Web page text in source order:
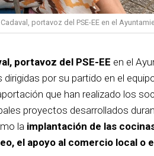
portavoz del PSE-EE en el
portavoz del PSE-EE en el
por su partido en el
que han realizado los
proyectos desarrollados
la implantación de las
el apoyo al comercio local o